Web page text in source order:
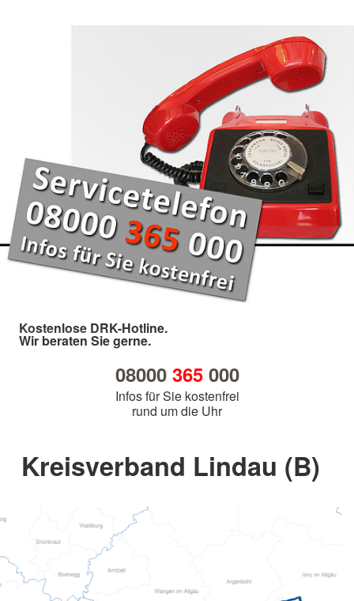
Kostenlose DRK-Hotline.
Wir beraten Sie gerne.
08000 365000
Infos für Sie kostenfrei
rund um die Uhr
Kreisverband Lindau (B)